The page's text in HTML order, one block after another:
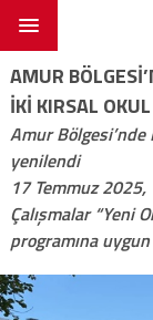
AMUR
IKI KIRSAL
Amur
yenilendi
17 Temmuz 2025,
Çalışmalar “Yeni
programına